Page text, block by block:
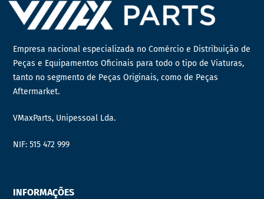
Empresa nacional especializada no Comércio e Distribuição de
Peças e Equipamentos Oficinais para todo o tipo de Viaturas,
tanto no segmento de Peças Originais, como de Peças
Aftermarket.
VMaxParts, Unipessoal Lda.
NIF: 515 472 999
INFORMAÇÕES